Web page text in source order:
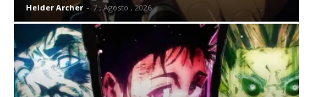
Helder Archer - 7 , Agosto , 2026